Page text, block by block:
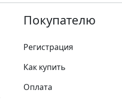
Покупателю
Регистрация
Как купить
Оплата